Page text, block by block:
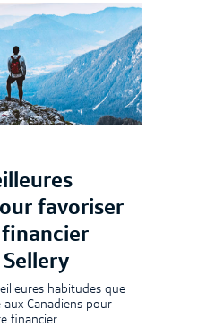
favoriser
habitudes que
aux Canadiens pour
financier.